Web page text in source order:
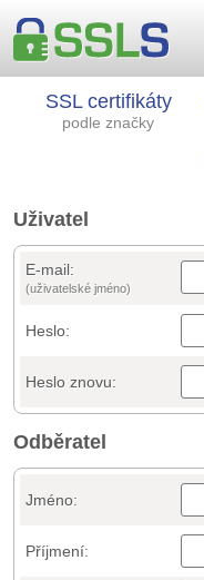
SSL certifikáty
podle značky
Uživatel
E-mail:
(uživatelské jméno)
Heslo:
Heslo znovu:
Odběratel
Jméno:
Příjmení: